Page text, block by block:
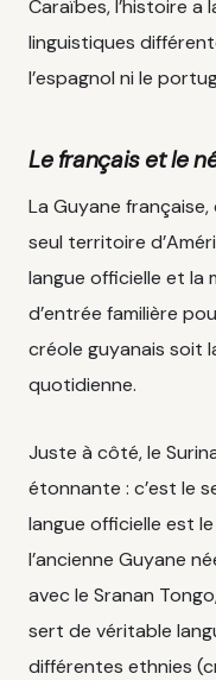
Caraïbes, l’histoire a
linguistiques
l’espagnol ni le
Le français et le
La Guyane
seul territoire
langue officielle et la
d’entrée familière
créole guyanais soit
quotidienne.
Juste à côté, le
étonnante : c’est le
langue officielle est
l’ancienne Guyane
avec le Sranan
sert de véritable
différentes ethnies